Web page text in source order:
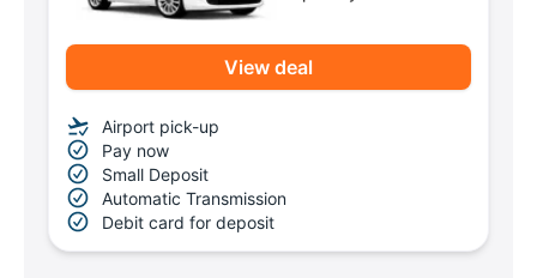
View deal
Airport pick-up
Pay now
Small Deposit
Automatic Transmission
Debit card for deposit